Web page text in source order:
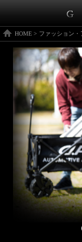
HOME > ファッション